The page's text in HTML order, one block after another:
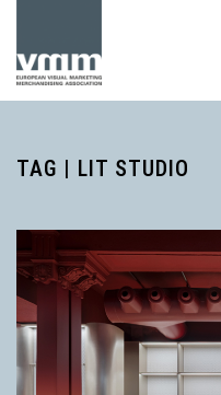
TAG | LIT STUDIO